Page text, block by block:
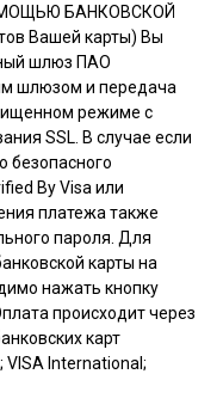
БАНКОВСКОЙ
Вашей карты) Вы
шлюз ПАО
шлюзом и передача
режиме с
SSL. В случае если
безопасного
By Visa или
платежа также
пароля. Для
карты на
нажать кнопку
происходит через
карт
International;